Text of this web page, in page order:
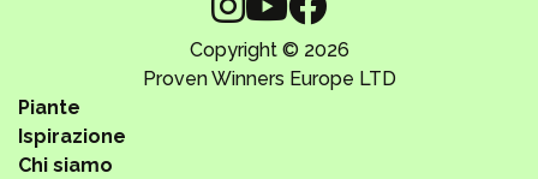
Copyright © 2026
Proven Winners Europe LTD
Piante
Ispirazione
Chi siamo